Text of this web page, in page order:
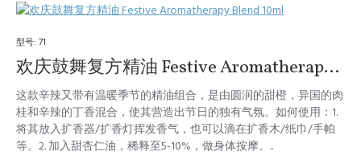
型号: 71
欢庆鼓舞复方精油 Festive Aromatherapy Blend 10ml
这款辛辣又带有温暖季节的精油组合，是由圆润的甜橙，异国的肉
桂和辛辣的丁香混合，使其营造出节日的独有气氛。如何使用：1.
将其放入扩香器/扩香灯挥发香气，也可以滴在扩香木/纸巾/手帕
等。2. 加入甜杏仁油，稀释至5-10%，做身体按摩。..